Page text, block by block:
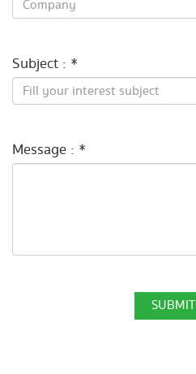
Subject : *
Message : *
SUBMIT